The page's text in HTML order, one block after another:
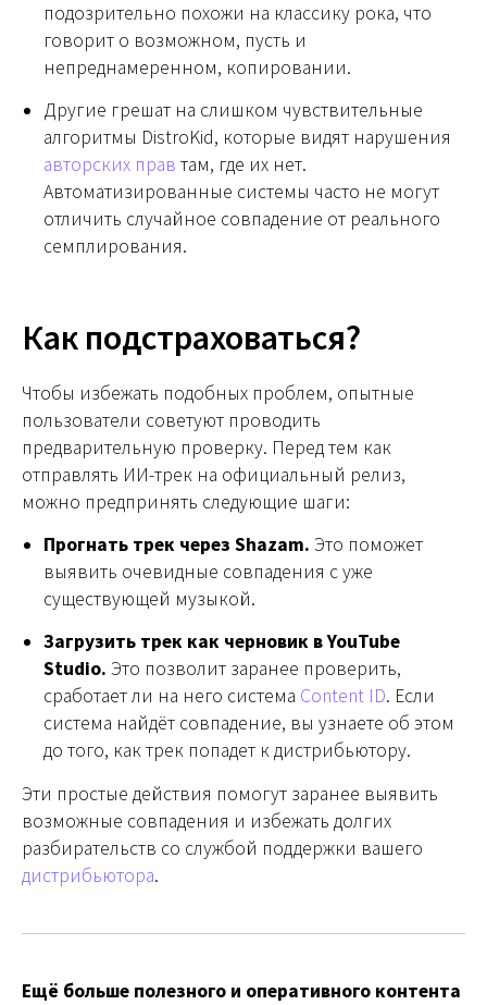
подозрительно похожи на классику рока, что
говорит о возможном, пусть и
непреднамеренном, копировании.
Другие грешат на слишком чувствительные
алгоритмы DistroKid, которые видят нарушения
авторских прав там, где их нет.
Автоматизированные системы часто не могут
отличить случайное совпадение от реального
семплирования.
Как подстраховаться?
Чтобы избежать подобных проблем, опытные
пользователи советуют проводить
предварительную проверку. Перед тем как
отправлять ИИ-трек на официальный релиз,
можно предпринять следующие шаги:
Прогнать трек через Shazam. Это поможет
выявить очевидные совпадения с уже
существующей музыкой.
Загрузить трек как черновик в YouTube
Studio. Это позволит заранее проверить,
сработает ли на него система Content ID. Если
система найдёт совпадение, вы узнаете об этом
до того, как трек попадет к дистрибьютору.
Эти простые действия помогут заранее выявить
возможные совпадения и избежать долгих
разбирательств со службой поддержки вашего
дистрибьютора.
Ещё больше полезного и оперативного контента